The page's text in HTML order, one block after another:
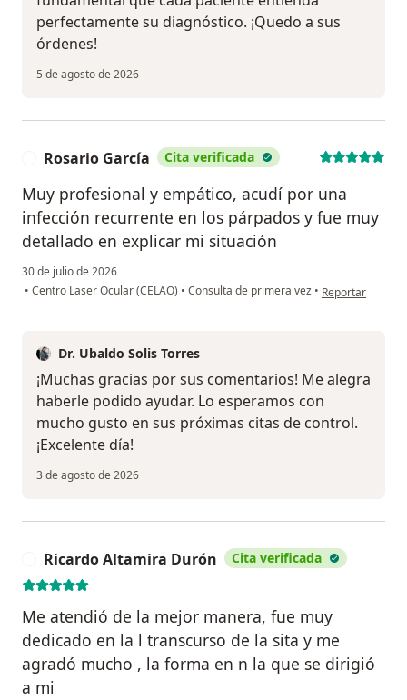
perfectamente su diagnóstico. ¡Quedo a sus
órdenes!
5 de agosto de 2026
Rosario García Cita verificada
Muy profesional y empático, acudí por una
infección recurrente en los párpados y fue muy
detallado en explicar mi situación
30 de julio de 2026
• Centro Laser Ocular (CELAO) • Consulta de primera vez • en opinión del
Reportar
Dr. Ubaldo Solis Torres
¡Muchas gracias por sus comentarios! Me alegra
haberle podido ayudar. Lo esperamos con
mucho gusto en sus próximas citas de control.
¡Excelente día!
3 de agosto de 2026
Ricardo Altamira Durón Cita verificada
Me atendió de la mejor manera, fue muy
dedicado en la l transcurso de la sita y me
agradó mucho , la forma en n la que se dirigió
a mi